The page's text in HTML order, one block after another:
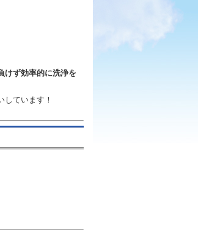
けず効率的に洗浄を
ています！